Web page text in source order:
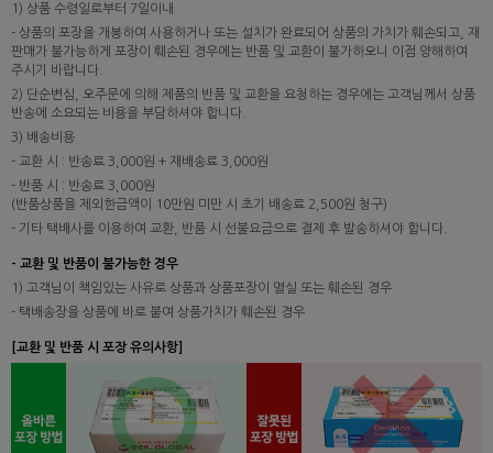
1) 상품 수령일로부터 7일이내
- 상품의 포장을 개봉하여 사용하거나 또는 설치가 완료되어 상품의 가치가 훼손되고, 재
판매가 불가능하게 포장이 훼손된 경우에는 반품 및 교환이 불가하오니 이점 양해하여
주시기 바랍니다.
2) 단순변심, 오주문에 의해 제품의 반품 및 교환을 요청하는 경우에는 고객님께서 상품
반송에 소요되는 비용을 부담하셔야 합니다.
3) 배송비용
- 교환 시 : 반송료 3,000원 + 재배송료 3,000원
- 반품 시 : 반송료 3,000원
(반품상품을 제외한금액이 10만원 미만 시 초기 배송료 2,500원 청구)
- 기타 택배사를 이용하여 교환, 반품 시 선불요금으로 결제 후 발송하셔야 합니다.
- 교환 및 반품이 불가능한 경우
1) 고객님이 책임있는 사유로 상품과 상품포장이 멸실 또는 훼손된 경우
- 택배송장을 상품에 바로 붙여 상품가치가 훼손된 경우
[교환 및 반품 시 포장 유의사항]